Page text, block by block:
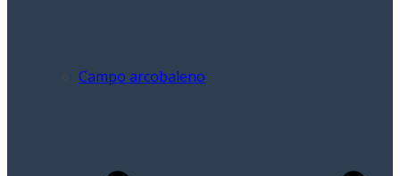
Campo arcobaleno